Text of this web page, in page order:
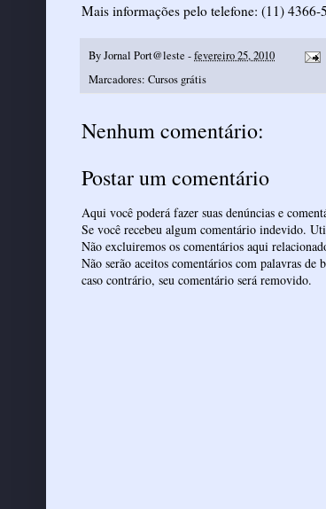
Mais informações pelo telefone: (11) 4366-
ByJornal Port@leste -fevereiro 25, 2010
Marcadores: Cursos grátis
Nenhum comentário:
Postar um comentário
Aqui você poderá fazer suas denúncias e
Se você recebeu algum comentário indevido.
Não excluiremos os comentários aqui
Não serão aceitos comentários com palavras de
caso contrário, seu comentário será removido.